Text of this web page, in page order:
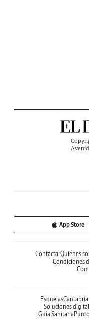
App Store
ContactarQuiénes
Condiciones
EsquelasCantabria
Soluciones
Guía Sanitaria